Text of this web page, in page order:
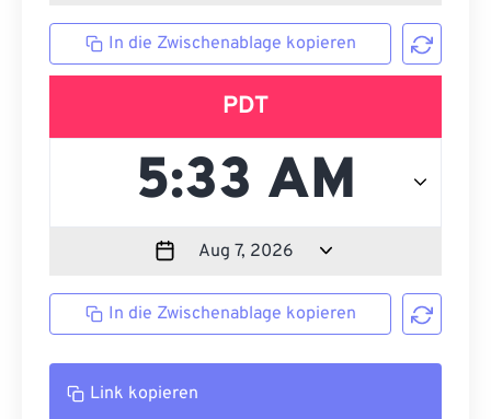
In die Zwischenablage kopieren
PDT
In die Zwischenablage kopieren
Link kopieren